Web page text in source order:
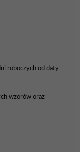
roboczych od daty
wzorów oraz